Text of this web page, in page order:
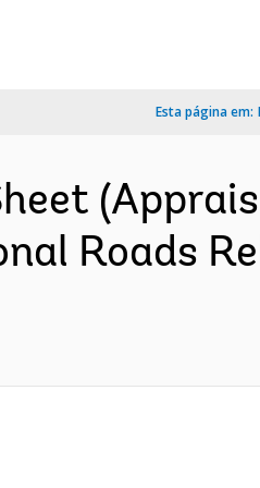
Esta página em:
Roads